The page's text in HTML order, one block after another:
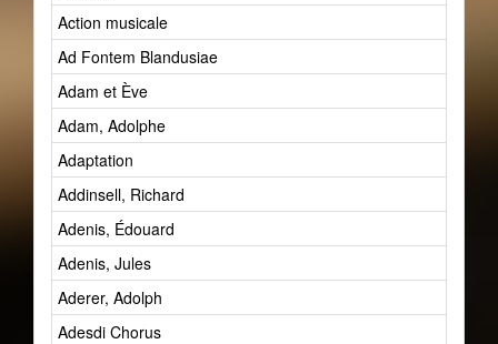
Action musicale
Ad Fontem Blandusiae
Adam et Ève
Adam, Adolphe
Adaptation
Addinsell, Richard
Adenis, Édouard
Adenis, Jules
Aderer, Adolph
Adesdi Chorus